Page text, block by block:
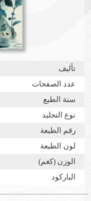
تأليف
عدد الصفحات
سنة الطبع
نوع التجليد
رقم الطبعة
لون الطبعة
الوزن (كغم)
الباركود